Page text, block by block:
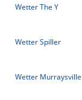
Wetter The Y
Wetter Spiller
Wetter Murraysville